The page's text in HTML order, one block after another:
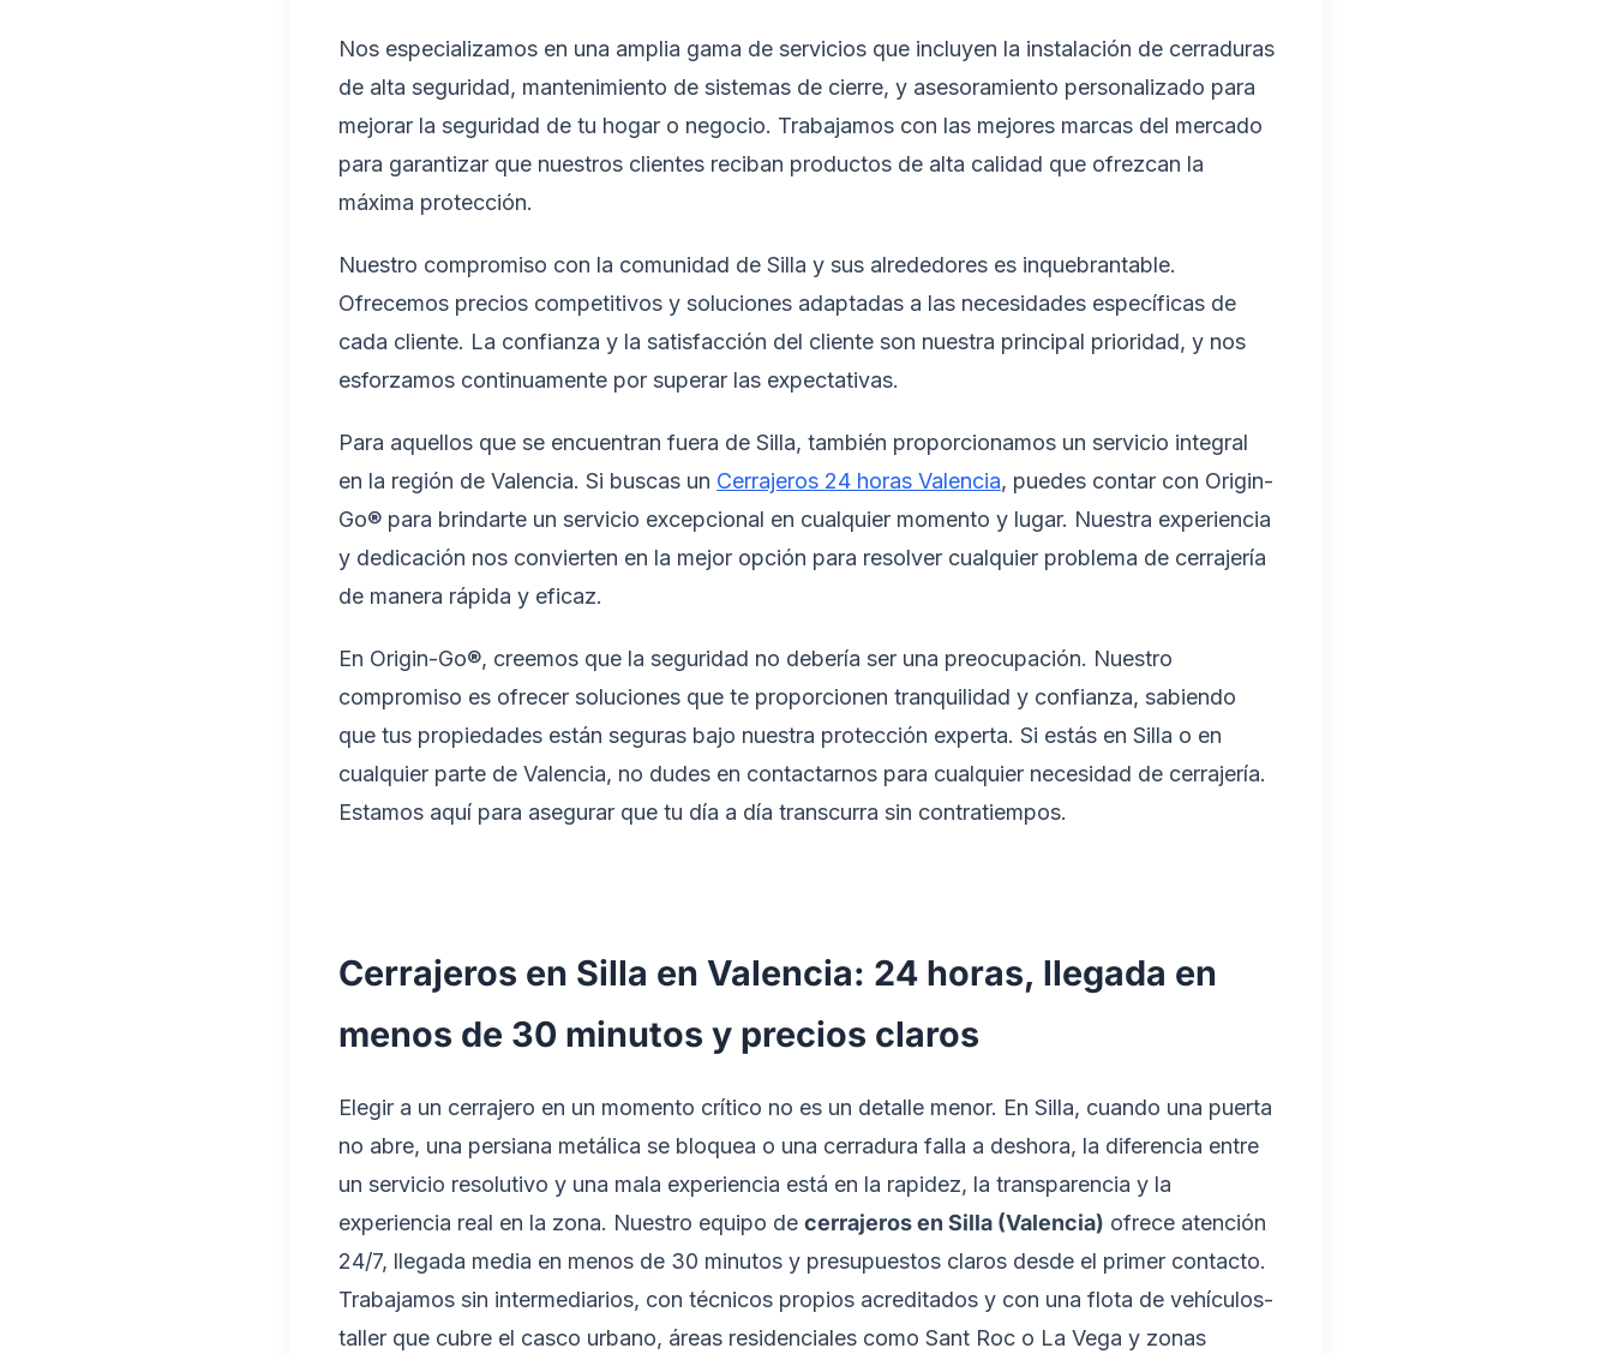
Nos especializamos en una amplia gama de servicios que incluyen la instalación de cerraduras
de alta seguridad, mantenimiento de sistemas de cierre, y asesoramiento personalizado para
mejorar la seguridad de tu hogar o negocio. Trabajamos con las mejores marcas del mercado
para garantizar que nuestros clientes reciban productos de alta calidad que ofrezcan la
máxima protección.
Nuestro compromiso con la comunidad de Silla y sus alrededores es inquebrantable.
Ofrecemos precios competitivos y soluciones adaptadas a las necesidades específicas de
cada cliente. La confianza y la satisfacción del cliente son nuestra principal prioridad, y nos
esforzamos continuamente por superar las expectativas.
Para aquellos que se encuentran fuera de Silla, también proporcionamos un servicio integral
en la región de Valencia. Si buscas un Cerrajeros 24 horas Valencia, puedes contar con Origin-
Go® para brindarte un servicio excepcional en cualquier momento y lugar. Nuestra experiencia
y dedicación nos convierten en la mejor opción para resolver cualquier problema de cerrajería
de manera rápida y eficaz.
En Origin-Go®, creemos que la seguridad no debería ser una preocupación. Nuestro
compromiso es ofrecer soluciones que te proporcionen tranquilidad y confianza, sabiendo
que tus propiedades están seguras bajo nuestra protección experta. Si estás en Silla o en
cualquier parte de Valencia, no dudes en contactarnos para cualquier necesidad de cerrajería.
Estamos aquí para asegurar que tu día a día transcurra sin contratiempos.
Cerrajeros en Silla en Valencia: 24 horas, llegada en
menos de 30 minutos y precios claros
Elegir a un cerrajero en un momento crítico no es un detalle menor. En Silla, cuando una puerta
no abre, una persiana metálica se bloquea o una cerradura falla a deshora, la diferencia entre
un servicio resolutivo y una mala experiencia está en la rapidez, la transparencia y la
experiencia real en la zona. Nuestro equipo de cerrajeros en Silla (Valencia) ofrece atención
24/7, llegada media en menos de 30 minutos y presupuestos claros desde el primer contacto.
Trabajamos sin intermediarios, con técnicos propios acreditados y con una flota de vehículos-
taller que cubre el casco urbano, áreas residenciales como Sant Roc o La Vega y zonas